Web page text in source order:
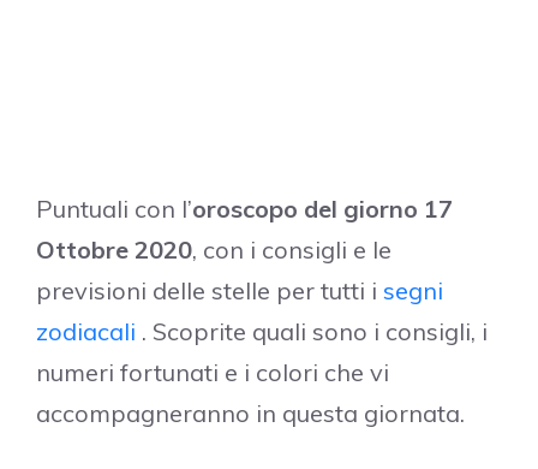
Puntuali con l’oroscopo del giorno 17
Ottobre 2020, con i consigli e le
previsioni delle stelle per tutti i segni
zodiacali . Scoprite quali sono i consigli, i
numeri fortunati e i colori che vi
accompagneranno in questa giornata.